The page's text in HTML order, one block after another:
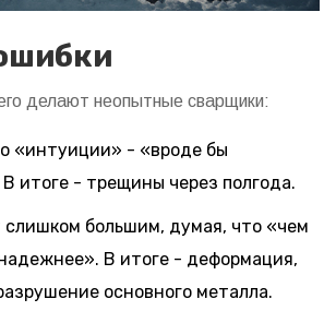
делают неопытные сварщики:
«интуиции» - «вроде бы
итоге - трещины через полгода.
большим, думая, что «чем
В итоге - деформация,
основного металла.